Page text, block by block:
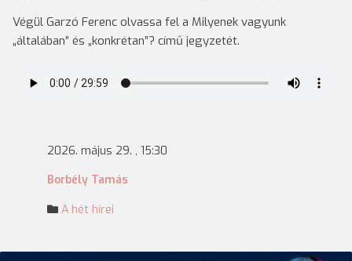
Végül Garzó Ferenc olvassa fel a Milyenek vagyunk
„általában” és „konkrétan”? című jegyzetét.
2026. május 29. , 15:30
Borbély Tamás
A hét hírei